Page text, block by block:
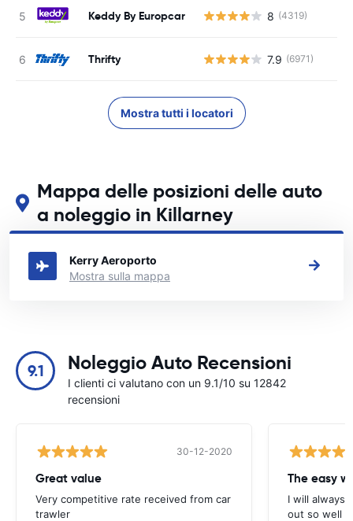
Keddy By Europcar 8 (4319)
Thrifty 7.9 (6971)
Mostra tutti i locatori
Mappa delle posizioni delle auto
a noleggio in Killarney
Guarda le nostre principali sedi di autonoleggio in Killarney
Kerry Aeroporto
Mostra sulla mappa
9.1 Noleggio Auto Recensioni
I clienti ci valutano con un 9.1/10 su 12842
recensioni
30-12-2020
Great value
Very competitive rate received from car
trawler
I will always
out so well